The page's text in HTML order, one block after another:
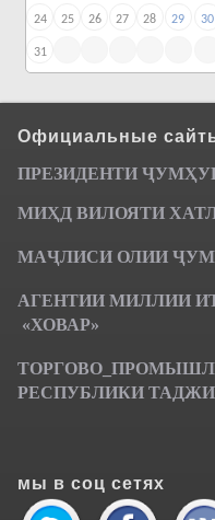
24 25 26 27 28 29 30
31
Официальные
ПРЕЗИДЕНТИ ҶУМ
МИҲД ВИЛОЯТИ
МАҶЛИСИ ОЛИИ
АГЕНТИИ МИЛЛИИ
«ХОВАР»
РЕСПУБЛИКИ
мы в соц сетях